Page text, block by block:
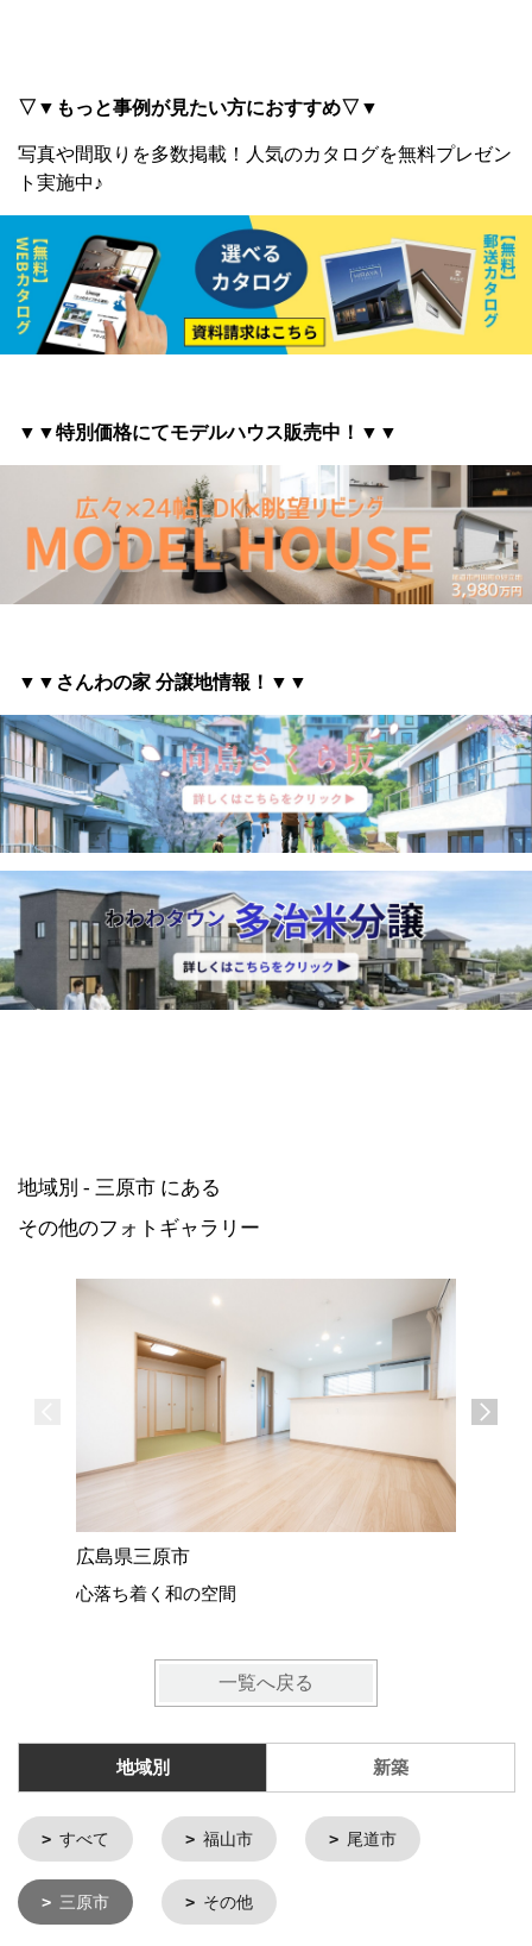
▽▼もっと事例が見たい方におすすめ▽▼
写真や間取りを多数掲載！ 人気のカタログを無料プレゼン
ト実施中♪
▼▼特別価格にてモデルハウス販売中！▼▼
▼▼さんわの家 分譲地情報 ！▼▼
地域別 - 三原市 にある
その他のフォトギャラリー
広島県三原市
心落ち着く和の空間
一覧へ戻る
地域別 新築
すべて 福山市 尾道市
三原市 その他